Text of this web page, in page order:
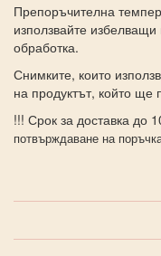
Препоръчителна
използвайте
обработка.
Снимките, които
на продуктът, който ще
!!! Срок за доставка до
потвърждаване на